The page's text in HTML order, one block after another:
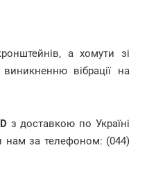
а хомути зі
вібрації на
з доставкою по Україні
нам за телефоном: (044)